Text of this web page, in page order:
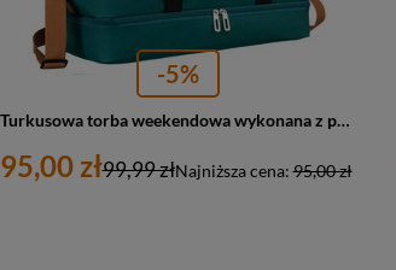
-5%
Turkusowa torba weekendowa wykonana z poliestru i zamykana suwakiem - Peterson
95,00 zł Najniższa cena:95,00 zł
99,99 zł